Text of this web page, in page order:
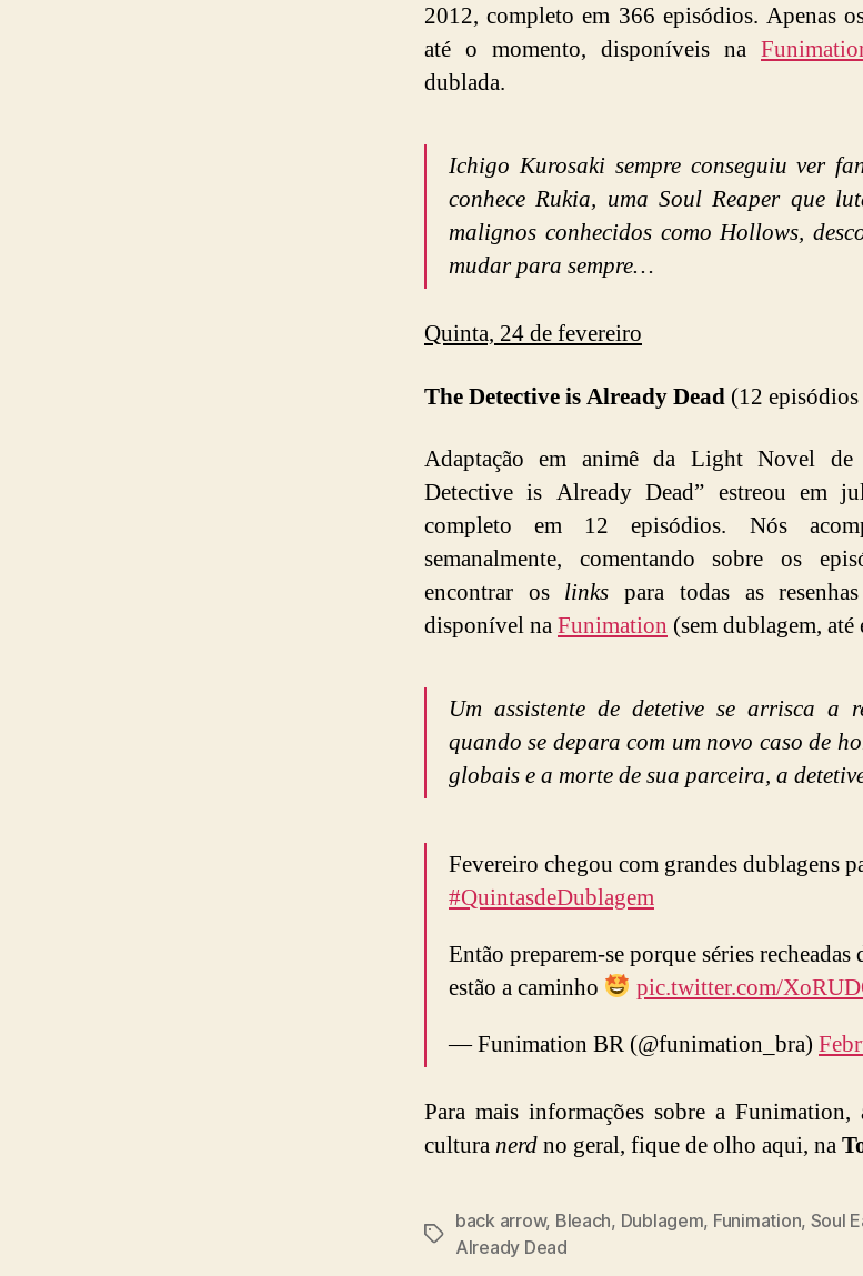
2012, completo em 366 episódios. Apenas
até o momento, disponíveis na
dublada.
Ichigo Kurosaki sempre conseguiu ver
conhece Rukia, uma Soul Reaper que
malignos conhecidos como Hollows,
mudar para sempre…
Quinta, 24 de fevereiro
The Detective is Already Dead (12
Adaptação em animê da Light Novel de
Detective is Already Dead” estreou em
completo em 12 episódios. Nós
semanalmente, comentando sobre os
encontrar os links para todas as resenhas
disponível naFunimation (sem dublagem, até
Um assistente de detetive se arrisca a
quando se depara com um novo caso de
globais e a morte de sua parceira, a
Fevereiro chegou com grandes dublagens
#QuintasdeDublagem
Então preparem-se porque séries recheadas
estão a caminho
pic.twitter.com/
— Funimation BR (@funimation_bra)
Para mais informações sobre a Funimation,
culturanerdno geral, fique de olho aqui, na
Tags
back arrow, Bleach, Dublagem, Funimation, Soul
Already Dead